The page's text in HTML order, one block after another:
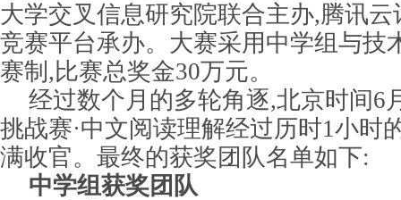
大学交叉信息研究院联合主办,腾讯云
竞赛平台承办。大赛采用中学组与技
赛制,比赛总奖金30万元。
经过数个月的多轮角逐,北京时间6
挑战赛·中文阅读理解经过历时1小时
满收官。最终的获奖团队名单如下:
中学组获奖团队